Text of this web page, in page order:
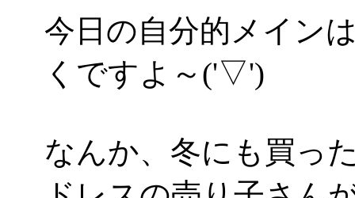
今日の自分的メイン
くですよ～('▽')
なんか、冬にも買っ